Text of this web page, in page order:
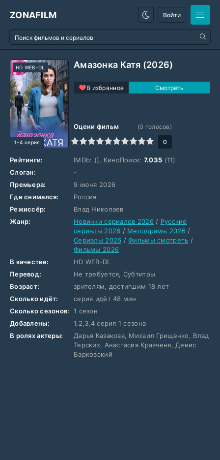
ZONAFILM Войти
Амазонка Катя (2026)
В избранное
HD WEB-DL
1-4 серия
Оцени фильм
1
2 3 4 5 7 8 9 10
(0 голосов)
0
Рейтинги: IMDb: (), КиноПоиск: 7.035 (11)
Слоган:
-
Премьера:
9 июня 2026
Где снимался:
Россия
Режиссёр:
Влад Николаев
Жанр:
Новинки сериалов 2026/ Русские
сериалы 2026 / Мелодрамы 2026 /
Сериалы 2026 /Фильмы смотреть /
Фильмы 2026
В качестве:
HD WEB-DL
Перевод:
Не требуется, Субтитры
Возраст:
зрителям, достигшим 18 лет
Сколько идёт:
серия идёт 48 мин
Сколько сезонов:
1 сезон
Добавлены:
1,2,3,4 серия 1 сезона
В ролях актеры:
Дарья Казакова, Михаил Грищенко, Влад
Терских, Анастасия Кравченя, Денис
Барковский